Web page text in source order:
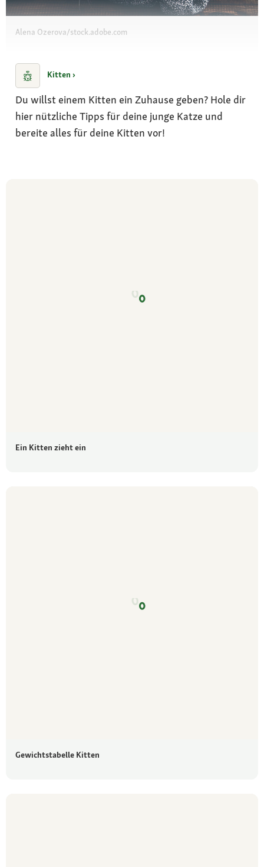
Alena Ozerova/stock.adobe.com
Kitten ›
Du willst einem Kitten ein Zuhause geben? Hole dir
hier nützliche Tipps für deine junge Katze und
bereite alles für deine Kitten vor!
Ein Kitten zieht ein
Gewichtstabelle Kitten